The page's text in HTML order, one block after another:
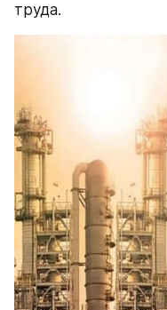
труда.